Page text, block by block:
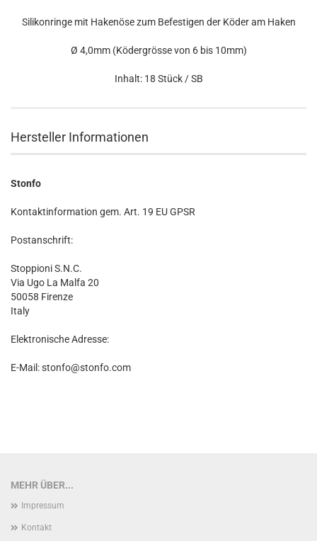
Silikonringe mit Hakenöse zum Befestigen der Köder am Haken
Ø 4,0mm (Ködergrösse von 6 bis 10mm)
Inhalt: 18 Stück / SB
Hersteller Informationen
Stonfo
Kontaktinformation gem. Art. 19 EU GPSR
Postanschrift:
Stoppioni S.N.C.
Via Ugo La Malfa 20
50058 Firenze
Italy
Elektronische Adresse:
E-Mail: stonfo@stonfo.com
MEHR ÜBER...
Impressum
Kontakt